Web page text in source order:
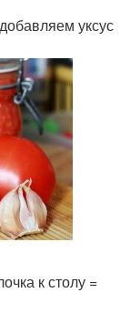
уксус
к столу =